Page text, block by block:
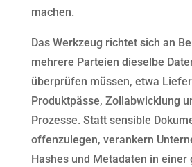
machen.
Das Werkzeug richtet sich an
mehrere Parteien dieselbe
überprüfen müssen, etwa
Produktpässe, Zollabwicklung
Prozesse. Statt sensible
offenzulegen, verankern
Hashes und Metadaten in einer